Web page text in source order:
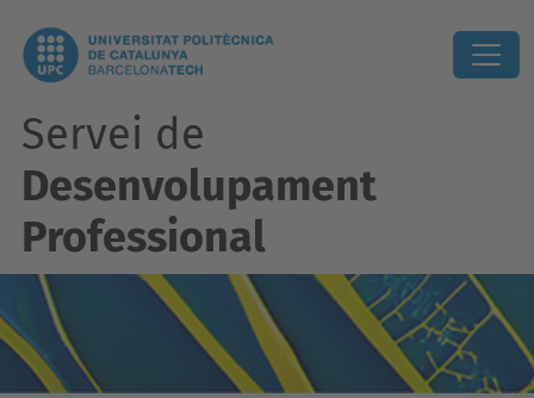
Servei de
Desenvolupament
Professional